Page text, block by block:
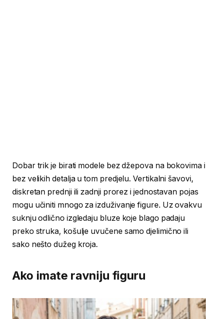
Dobar trik je birati modele bez džepova na bokovima i
bez velikih detalja u tom predjelu. Vertikalni šavovi,
diskretan prednji ili zadnji prorez i jednostavan pojas
mogu učiniti mnogo za izduživanje figure. Uz ovakvu
suknju odlično izgledaju bluze koje blago padaju
preko struka, košulje uvučene samo djelimično ili
sako nešto dužeg kroja.
Ako imate ravniju figuru